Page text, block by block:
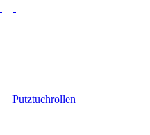
Putztuchrollen